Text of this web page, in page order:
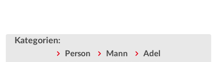
Kategorien:
Person Mann
Adel